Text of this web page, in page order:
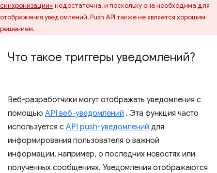
синхронизации» недостаточна, и поскольку она необходима для
отображения уведомлений, Push API также не является хорошим
решением.
Что такое триггеры уведомлений?
Веб-разработчики могут отображать уведомления с
помощью API веб-уведомлений . Эта функция часто
используется с API push-уведомлений для
информирования пользователя о важной
информации, например, о последних новостях или
полученных сообщениях. Уведомления отображаются